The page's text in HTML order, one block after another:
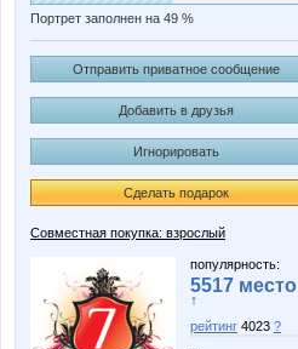
Портрет заполнен на 49 %
Отправить приватное сообщение
Добавить в друзья
Игнорировать
Сделать подарок
Совместная покупка: взрослый
популярность:
5517 место
↑
рейтинг 4023 ?